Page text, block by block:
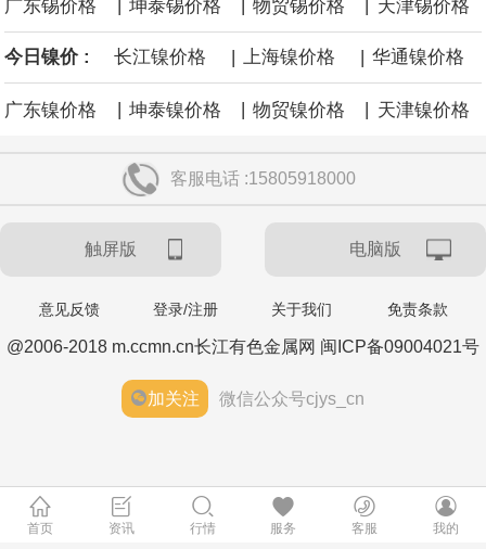
广东锡价格 坤泰锡价格 物贸锡价格 天津锡价格
今日镍价 : 长江镍价格 | 上海镍价格 | 华通镍价格
广东镍价格 | 坤泰镍价格 | 物贸镍价格 | 天津镍价格
客服电话 :15805918000
触屏版 电脑版
意见反馈 登录/注册 关于我们 免责条款
@2006-2018 m.ccmn.cn长江有色金属网 闽ICP备09004021号
加关注 微信公众号cjys_cn
首页 资讯 行情 服务 客服 我的